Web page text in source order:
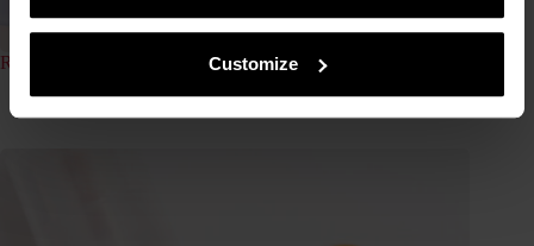
Customize
Retinal vs retinol: differenze ed efficacia sulla pelle
14 Aprile, 2026